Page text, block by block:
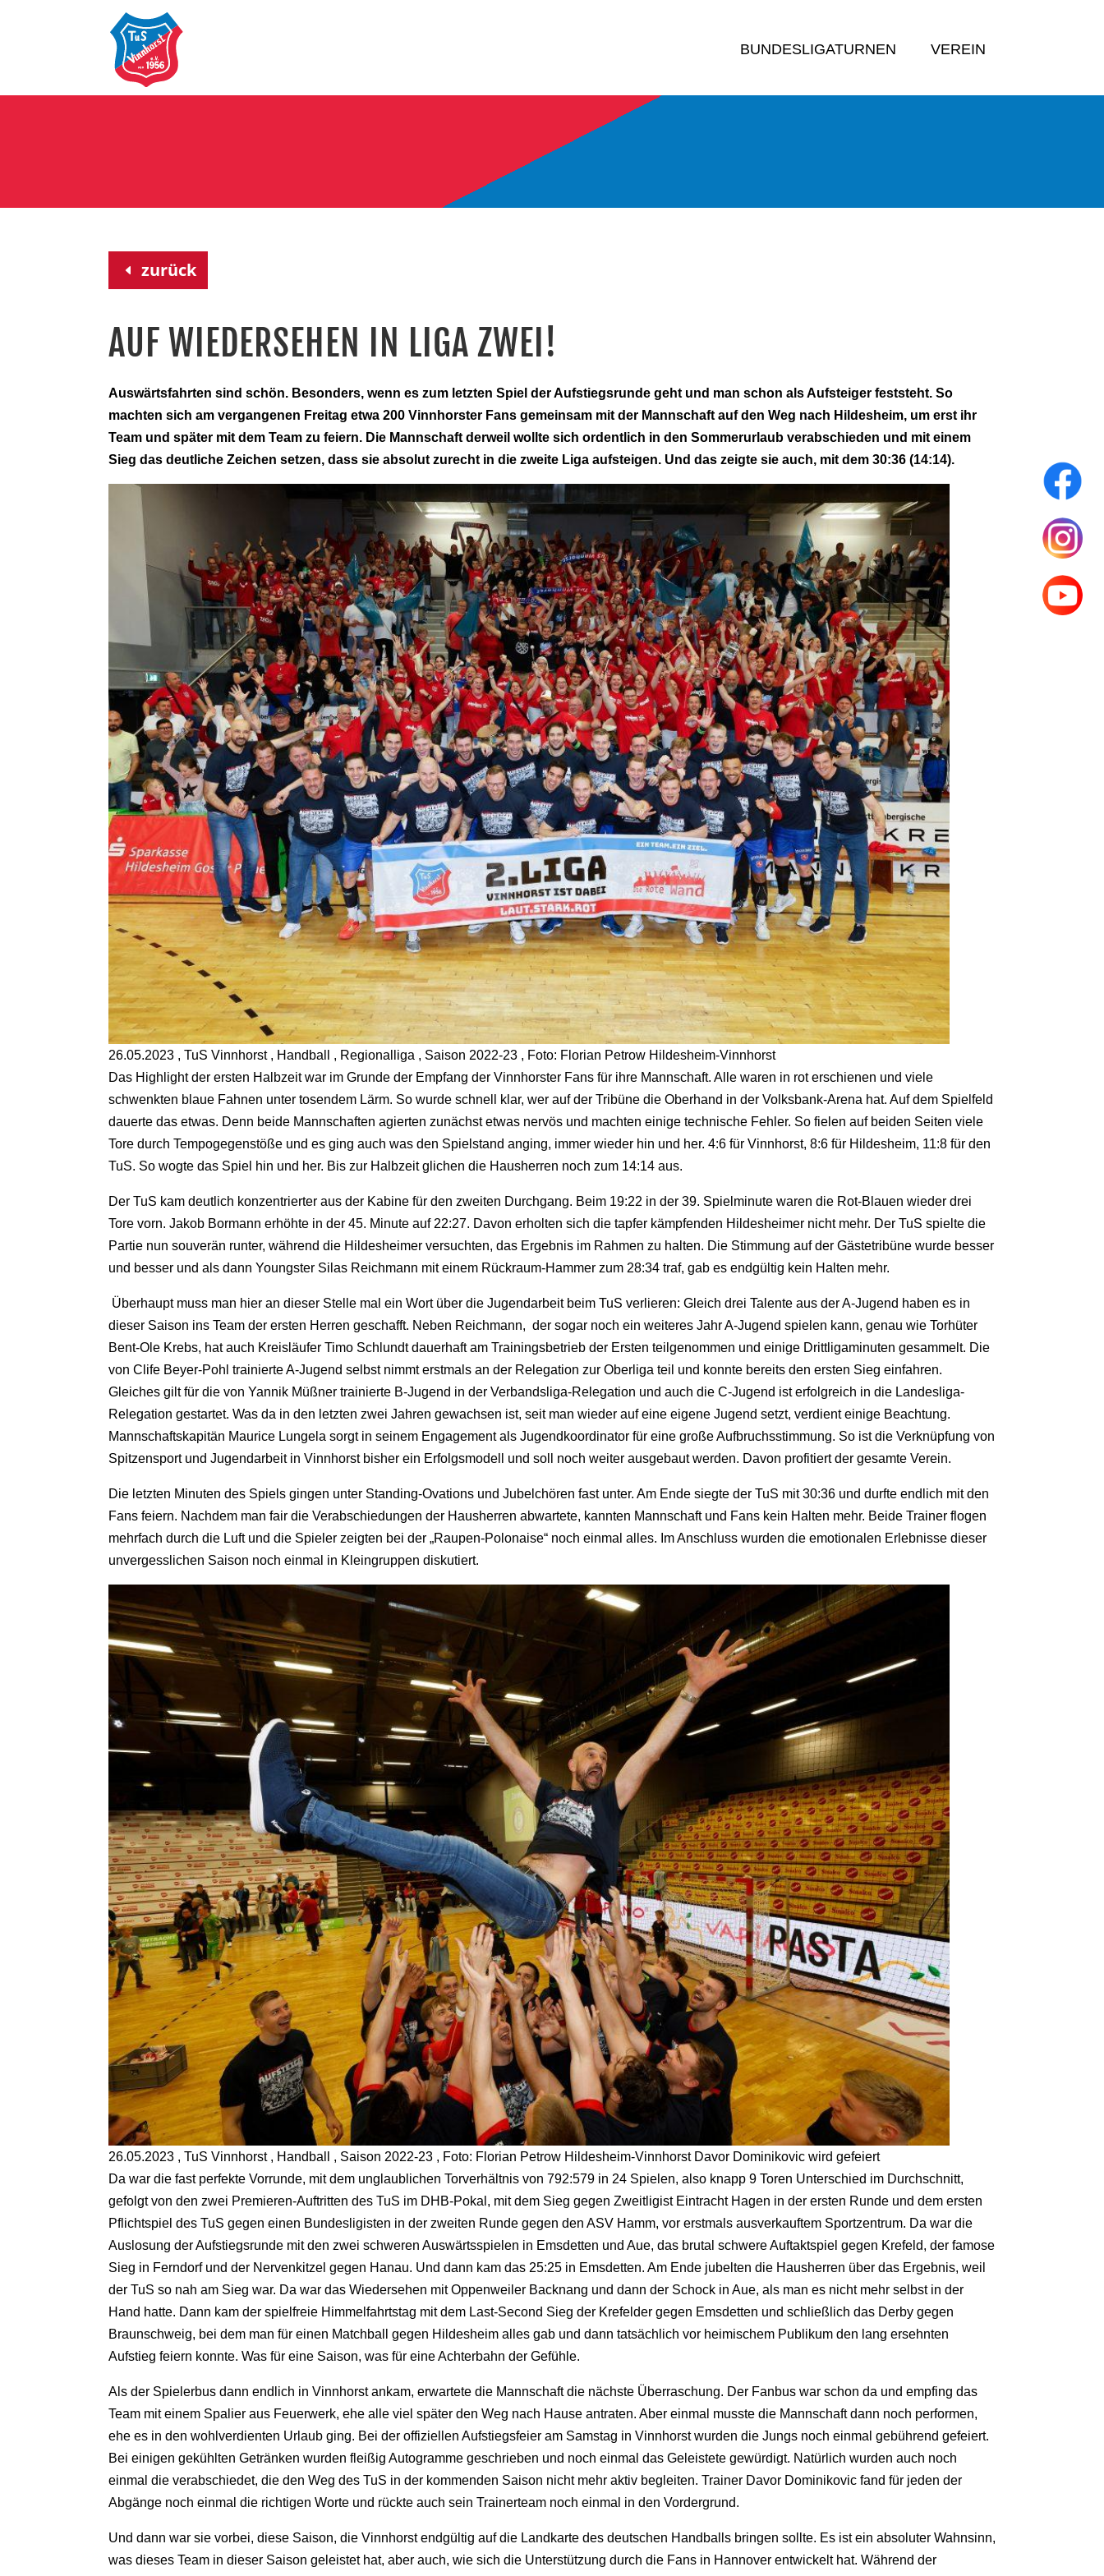
BUNDESLIGATURNEN VEREIN
zurück
AUF WIEDERSEHEN IN LIGA ZWEI!
Auswärtsfahrten sind schön. Besonders, wenn es zum letzten Spiel der Aufstiegsrunde geht und man schon als Aufsteiger feststeht. So
machten sich am vergangenen Freitag etwa 200 Vinnhorster Fans gemeinsam mit der Mannschaft auf den Weg nach Hildesheim, um erst ihr
Team und später mit dem Team zu feiern. Die Mannschaft derweil wollte sich ordentlich in den Sommerurlaub verabschieden und mit einem
Sieg das deutliche Zeichen setzen, dass sie absolut zurecht in die zweite Liga aufsteigen. Und das zeigte sie auch, mit dem 30:36 (14:14).
26.05.2023 , TuS Vinnhorst , Handball , Regionalliga , Saison 2022-23 , Foto: Florian Petrow Hildesheim-Vinnhorst
Das Highlight der ersten Halbzeit war im Grunde der Empfang der Vinnhorster Fans für ihre Mannschaft. Alle waren in rot erschienen und viele
schwenkten blaue Fahnen unter tosendem Lärm. So wurde schnell klar, wer auf der Tribüne die Oberhand in der Volksbank-Arena hat. Auf dem Spielfeld
dauerte das etwas. Denn beide Mannschaften agierten zunächst etwas nervös und machten einige technische Fehler. So fielen auf beiden Seiten viele
Tore durch Tempogegenstöße und es ging auch was den Spielstand anging, immer wieder hin und her. 4:6 für Vinnhorst, 8:6 für Hildesheim, 11:8 für den
TuS. So wogte das Spiel hin und her. Bis zur Halbzeit glichen die Hausherren noch zum 14:14 aus.
Der TuS kam deutlich konzentrierter aus der Kabine für den zweiten Durchgang. Beim 19:22 in der 39. Spielminute waren die Rot-Blauen wieder drei
Tore vorn. Jakob Bormann erhöhte in der 45. Minute auf 22:27. Davon erholten sich die tapfer kämpfenden Hildesheimer nicht mehr. Der TuS spielte die
Partie nun souverän runter, während die Hildesheimer versuchten, das Ergebnis im Rahmen zu halten. Die Stimmung auf der Gästetribüne wurde besser
und besser und als dann Youngster Silas Reichmann mit einem Rückraum-Hammer zum 28:34 traf, gab es endgültig kein Halten mehr.
Überhaupt muss man hier an dieser Stelle mal ein Wort über die Jugendarbeit beim TuS verlieren: Gleich drei Talente aus der A-Jugend haben es in
dieser Saison ins Team der ersten Herren geschafft. Neben Reichmann, der sogar noch ein weiteres Jahr A-Jugend spielen kann, genau wie Torhüter
Bent-Ole Krebs, hat auch Kreisläufer Timo Schlundt dauerhaft am Trainingsbetrieb der Ersten teilgenommen und einige Drittligaminuten gesammelt. Die
von Clife Beyer-Pohl trainierte A-Jugend selbst nimmt erstmals an der Relegation zur Oberliga teil und konnte bereits den ersten Sieg einfahren.
Gleiches gilt für die von Yannik Müßner trainierte B-Jugend in der Verbandsliga-Relegation und auch die C-Jugend ist erfolgreich in die Landesliga-
Relegation gestartet. Was da in den letzten zwei Jahren gewachsen ist, seit man wieder auf eine eigene Jugend setzt, verdient einige Beachtung.
Mannschaftskapitän Maurice Lungela sorgt in seinem Engagement als Jugendkoordinator für eine große Aufbruchsstimmung. So ist die Verknüpfung von
Spitzensport und Jugendarbeit in Vinnhorst bisher ein Erfolgsmodell und soll noch weiter ausgebaut werden. Davon profitiert der gesamte Verein.
Die letzten Minuten des Spiels gingen unter Standing-Ovations und Jubelchören fast unter. Am Ende siegte der TuS mit 30:36 und durfte endlich mit den
Fans feiern. Nachdem man fair die Verabschiedungen der Hausherren abwartete, kannten Mannschaft und Fans kein Halten mehr. Beide Trainer flogen
mehrfach durch die Luft und die Spieler zeigten bei der „Raupen-Polonaise“ noch einmal alles. Im Anschluss wurden die emotionalen Erlebnisse dieser
unvergesslichen Saison noch einmal in Kleingruppen diskutiert.
26.05.2023 , TuS Vinnhorst , Handball , Saison 2022-23 , Foto: Florian Petrow Hildesheim-Vinnhorst Davor Dominikovic wird gefeiert
Da war die fast perfekte Vorrunde, mit dem unglaublichen Torverhältnis von 792:579 in 24 Spielen, also knapp 9 Toren Unterschied im Durchschnitt,
gefolgt von den zwei Premieren-Auftritten des TuS im DHB-Pokal, mit dem Sieg gegen Zweitligist Eintracht Hagen in der ersten Runde und dem ersten
Pflichtspiel des TuS gegen einen Bundesligisten in der zweiten Runde gegen den ASV Hamm, vor erstmals ausverkauftem Sportzentrum. Da war die
Auslosung der Aufstiegsrunde mit den zwei schweren Auswärtsspielen in Emsdetten und Aue, das brutal schwere Auftaktspiel gegen Krefeld, der famose
Sieg in Ferndorf und der Nervenkitzel gegen Hanau. Und dann kam das 25:25 in Emsdetten. Am Ende jubelten die Hausherren über das Ergebnis, weil
der TuS so nah am Sieg war. Da war das Wiedersehen mit Oppenweiler Backnang und dann der Schock in Aue, als man es nicht mehr selbst in der
Hand hatte. Dann kam der spielfreie Himmelfahrtstag mit dem Last-Second Sieg der Krefelder gegen Emsdetten und schließlich das Derby gegen
Braunschweig, bei dem man für einen Matchball gegen Hildesheim alles gab und dann tatsächlich vor heimischem Publikum den lang ersehnten
Aufstieg feiern konnte. Was für eine Saison, was für eine Achterbahn der Gefühle.
Als der Spielerbus dann endlich in Vinnhorst ankam, erwartete die Mannschaft die nächste Überraschung. Der Fanbus war schon da und empfing das
Team mit einem Spalier aus Feuerwerk, ehe alle viel später den Weg nach Hause antraten. Aber einmal musste die Mannschaft dann noch performen,
ehe es in den wohlverdienten Urlaub ging. Bei der offiziellen Aufstiegsfeier am Samstag in Vinnhorst wurden die Jungs noch einmal gebührend gefeiert.
Bei einigen gekühlten Getränken wurden fleißig Autogramme geschrieben und noch einmal das Geleistete gewürdigt. Natürlich wurden auch noch
einmal die verabschiedet, die den Weg des TuS in der kommenden Saison nicht mehr aktiv begleiten. Trainer Davor Dominikovic fand für jeden der
Abgänge noch einmal die richtigen Worte und rückte auch sein Trainerteam noch einmal in den Vordergrund.
Und dann war sie vorbei, diese Saison, die Vinnhorst endgültig auf die Landkarte des deutschen Handballs bringen sollte. Es ist ein absoluter Wahnsinn,
was dieses Team in dieser Saison geleistet hat, aber auch, wie sich die Unterstützung durch die Fans in Hannover entwickelt hat. Während der